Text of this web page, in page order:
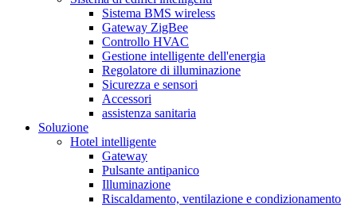
Sistema BMS wireless
Gateway ZigBee
Controllo HVAC
Gestione intelligente dell'energia
Regolatore di illuminazione
Sicurezza e sensori
Accessori
assistenza sanitaria
Soluzione
Hotel intelligente
Gateway
Pulsante antipanico
Illuminazione
Riscaldamento, ventilazione e condizionamento